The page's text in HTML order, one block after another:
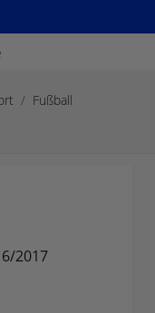
Fußball
2017